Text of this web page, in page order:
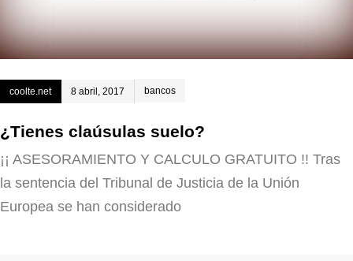
coolte.net 8 abril, 2017 bancos
¿Tienes claúsulas suelo?
¡¡ ASESORAMIENTO Y CALCULO GRATUITO !! Tras
la sentencia del Tribunal de Justicia de la Unión
Europea se han considerado